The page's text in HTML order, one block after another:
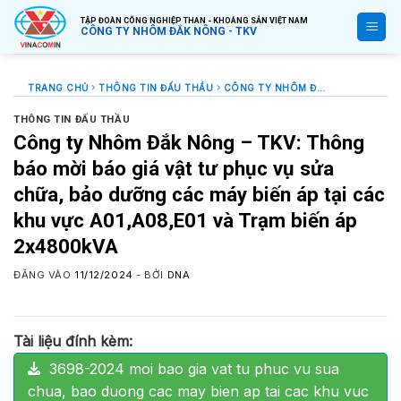
Bỏ
qua
nội
TẬP ĐOÀN CÔNG NGHIỆP THAN - KHOÁNG SẢN VIỆT NAM
CÔNG TY NHÔM ĐẮK NÔNG - TKV
TRANG CHỦ THÔNG TIN ĐẤU THẦU CÔNG TY NHÔM ĐẮK NÔNG – TKV: THÔNG BÁO MỜI BÁO GIÁ VẬT TƯ PHỤC VỤ SỬA CHỮA, BẢO DƯỠNG CÁC MÁY BIẾN ÁP TẠI CÁC KHU VỰC A01,A08,E01 VÀ TRẠM BIẾN ÁP 2X4800KVA
THÔNG TIN ĐẤU THẦU
Công ty Nhôm Đắk Nông – TKV: Thông
báo mời báo giá vật tư phục vụ sửa
chữa, bảo dưỡng các máy biến áp tại các
khu vực A01,A08,E01 và Trạm biến áp
2x4800kVA
ĐĂNG VÀO 11/12/2024 - BỞI DNA
Tài liệu đính kèm:
3698-2024 moi bao gia vat tu phuc vu sua
chua, bao duong cac may bien ap tai cac khu vuc